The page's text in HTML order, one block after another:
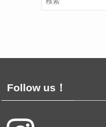
Follow us！